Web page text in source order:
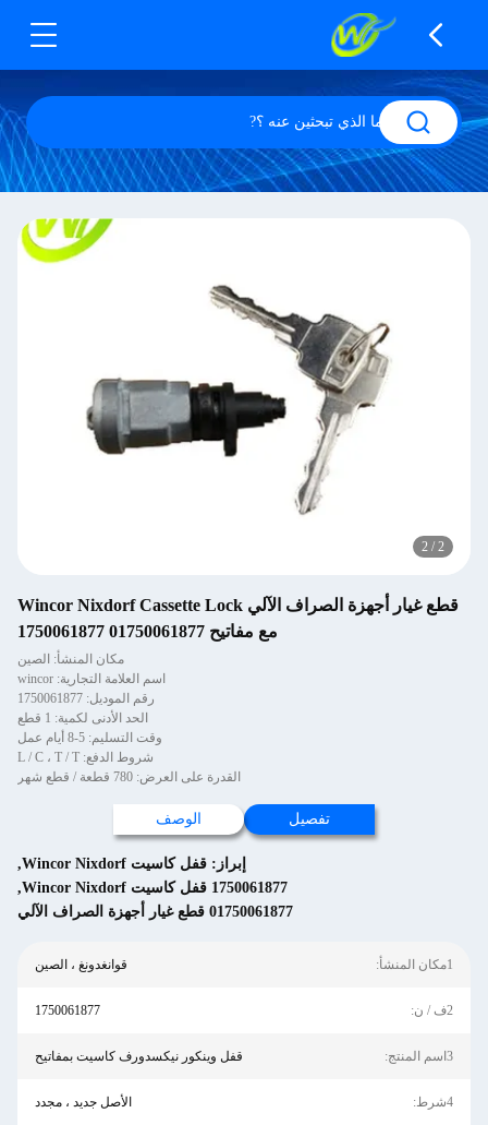
2
/
2
قطع غيار أجهزة الصراف الآلي Wincor Nixdorf Cassette Lock
مع مفاتيح 01750061877 1750061877
مكان المنشأ: الصين
اسم العلامة التجارية: wincor
رقم الموديل: 1750061877
الحد الأدنى لكمية: 1 قطع
وقت التسليم: 5-8 أيام عمل
شروط الدفع: L / C ، T / T
القدرة على العرض: 780 قطعة / قطع شهر
تفصيل الوصف
إبراز: قفل كاسيت Wincor Nixdorf
,
1750061877 قفل كاسيت Wincor Nixdorf
,
01750061877 قطع غيار أجهزة الصراف الآلي
1مكان المنشأ: قوانغدونغ ، الصين
2ف / ن: 1750061877
3اسم المنتج: قفل وينكور نيكسدورف كاسيت بمفاتيح
4شرط: الأصل جديد ، مجدد